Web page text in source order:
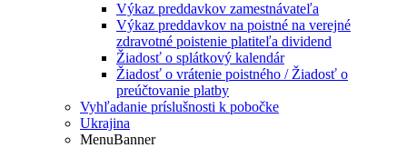
Výkaz preddavkov zamestnávateľa
Výkaz preddavkov na poistné na verejné
zdravotné poistenie platiteľa dividend
Žiadosť o splátkový kalendár
Žiadosť o vrátenie poistného / Žiadosť o
preúčtovanie platby
Vyhľadanie príslušnosti k pobočke
Ukrajina
MenuBanner